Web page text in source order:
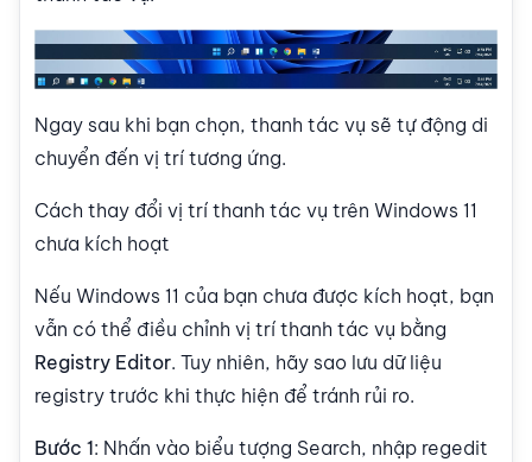
Ngay sau khi bạn chọn, thanh tác vụ sẽ tự động di
chuyển đến vị trí tương ứng.
Cách thay đổi vị trí thanh tác vụ trên Windows 11
chưa kích hoạt
Nếu Windows 11 của bạn chưa được kích hoạt, bạn
vẫn có thể điều chỉnh vị trí thanh tác vụ bằng
Registry Editor. Tuy nhiên, hãy sao lưu dữ liệu
registry trước khi thực hiện để tránh rủi ro.
Bước 1: Nhấn vào biểu tượng Search, nhập regedit